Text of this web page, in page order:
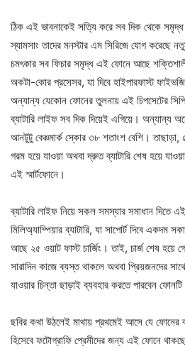
ঠিক এই ভাবনাকেই সত্যি করে সব দিক থেকে সমৃদ্ধ
স্যামসাং তাদের মনস্টার এম সিরিজে যোগ করেছে
চমৎকার সব ফিচার সমৃদ্ধ এই ফোনে আছে
অকটা-কোর প্রসেসর, যা দিবে হাইপারফাস্ট
অন্যান্য যেকোন ফোনের তুলনায় এই চিপসেটের
ব্যাটারি লাইফ সব দিক দিয়েই এগিয়ে। অন্যান্য
আনটুটু বেঞ্চমার্ক স্কোর ৩৮ শতাংশ বেশি।
গরম হয়ে যাওয়া অথবা দ্রুত ব্যাটারি শেষ হয়ে
এই স্মার্টফোনে।
ব্যাটারি লাইফ নিয়ে সকল সমস্যার সমাধান দিতে
মিলিঅ্যাম্পিয়ার ব্যাটারি, যা সাপোর্ট দিবে একদম
আছে ২৫ ওয়াট ফাস্ট চার্জিং। তাই, চার্জ শেষ হয়ে
সারাদিন কাজে ব্যস্ত থাকলে অথবা প্রিয়জনদের
যাওয়ার চিন্তা ছাড়াই ব্যবহার করতে পারবেন
ছবির কথা উঠলেই মাথায় প্রথমেই আসে যে
হিসেবে ফটোগ্রাফি প্রেমীদের জন্য এই ফোনে